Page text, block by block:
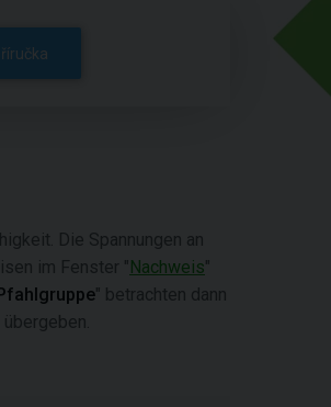
Die Spannungen an
im Fenster "Nachweis"
" betrachten dann